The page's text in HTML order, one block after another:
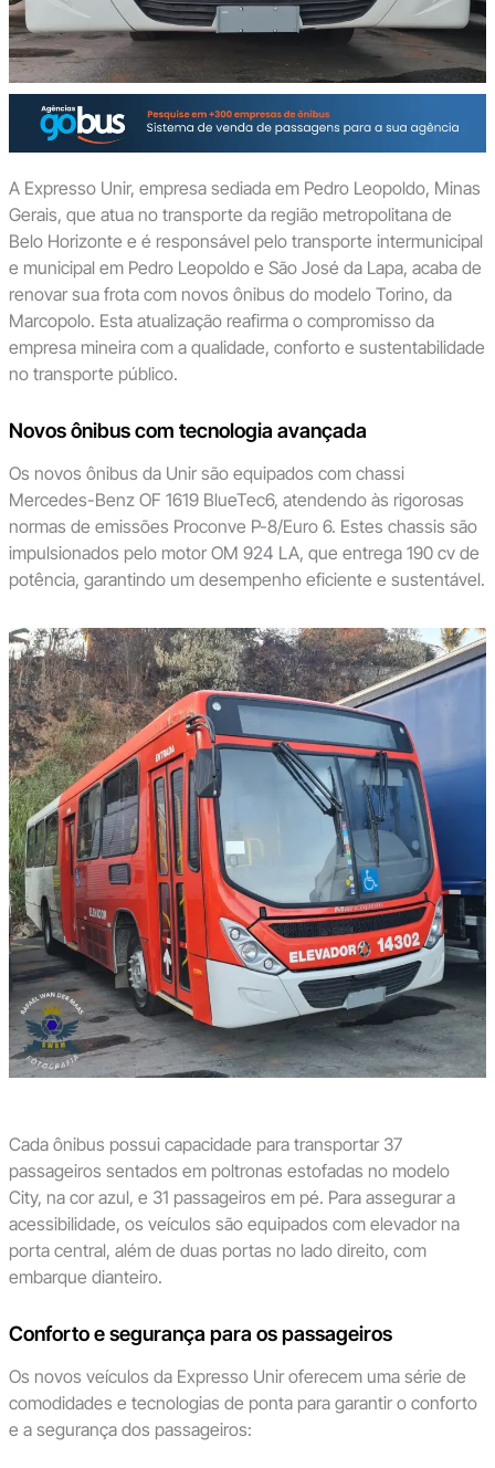
A Expresso Unir, empresa sediada em Pedro Leopoldo, Minas
Gerais, que atua no transporte da região metropolitana de
Belo Horizonte e é responsável pelo transporte intermunicipal
e municipal em Pedro Leopoldo e São José da Lapa, acaba de
renovar sua frota com novos ônibus do modelo Torino, da
Marcopolo. Esta atualização reafirma o compromisso da
empresa mineira com a qualidade, conforto e sustentabilidade
no transporte público.
Novos ônibus com tecnologia avançada
Os novos ônibus da Unir são equipados com chassi
Mercedes-Benz OF 1619 BlueTec6, atendendo às rigorosas
normas de emissões Proconve P-8/Euro 6. Estes chassis são
impulsionados pelo motor OM 924 LA, que entrega 190 cv de
potência, garantindo um desempenho eficiente e sustentável.
Cada ônibus possui capacidade para transportar 37
passageiros sentados em poltronas estofadas no modelo
City, na cor azul, e 31 passageiros em pé. Para assegurar a
acessibilidade, os veículos são equipados com elevador na
porta central, além de duas portas no lado direito, com
embarque dianteiro.
Conforto e segurança para os passageiros
Os novos veículos da Expresso Unir oferecem uma série de
comodidades e tecnologias de ponta para garantir o conforto
e a segurança dos passageiros: